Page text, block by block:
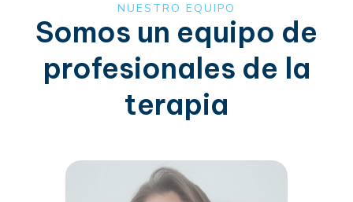
NUESTRO EQUIPO
Somos un equipo de
profesionales de la
terapia